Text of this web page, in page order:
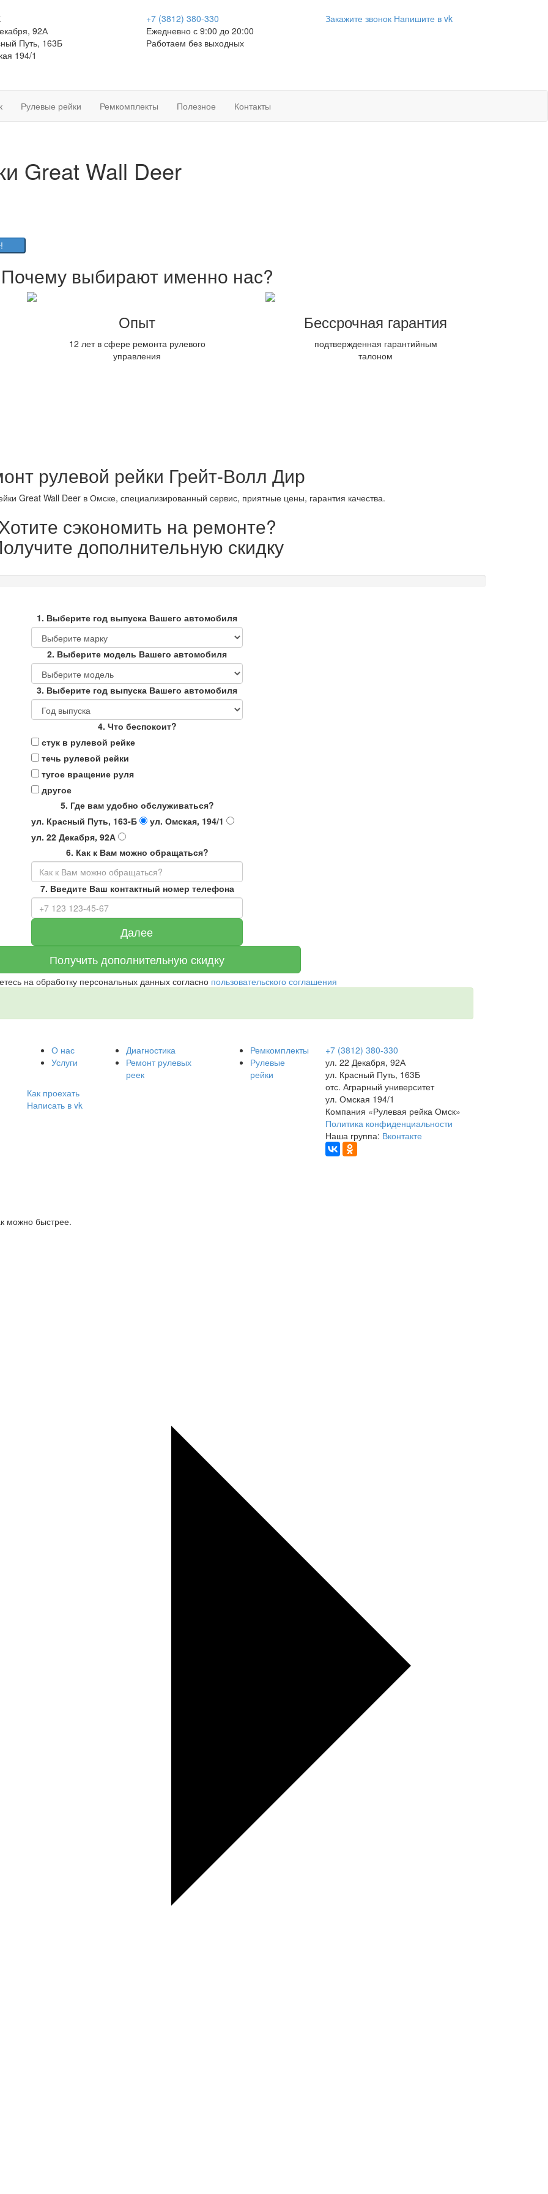
92А
Путь, 163Б
194/1
+7 (3812) 380-330
Ежедневно с 9:00 до 20:00
Работаем без выходных
Закажите звонок Напишите в vk
Рулевые рейки Ремкомплекты Полезное Контакты
Great Wall Deer
Почему выбирают именно нас?
Опыт
12 лет в сфере ремонта рулевого
управления
Бессрочная гарантия
подтвержденная гарантийным
талоном
рулевой рейки Грейт-Волл Дир
Great Wall Deer в Омске, специализированный сервис, приятные цены, гарантия качества.
сэкономить на ремонте?
дополнительную скидку
1. Выберите год выпуска Вашего автомобиля
2. Выберите модель Вашего автомобиля
3. Выберите год выпуска Вашего автомобиля
4. Что беспокоит?
стук в рулевой рейке
течь рулевой рейки
тугое вращение руля
другое
5. Где вам удобно обслуживаться?
ул. Красный Путь, 163-Б
ул. Омская, 194/1
ул. 22 Декабря, 92А
6. Как к Вам можно обращаться?
7. Введите Ваш контактный номер телефона
Далее
Получить дополнительную скидку
на обработку персональных данных согласно пользовательского соглашения
О нас
Услуги
Диагностика
Ремонт рулевых
реек
Ремкомплекты
Рулевые
рейки
Как проехать
Написать в vk
+7 (3812) 380-330
ул. 22 Декабря, 92А
ул. Красный Путь, 163Б
отс. Аграрный университет
ул. Омская 194/1
Компания «Рулевая рейка Омск»
Политика конфиденциальности
Наша группа: Вконтакте
можно быстрее.